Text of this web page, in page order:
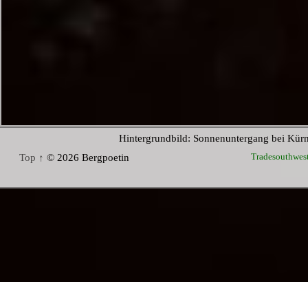
Hintergrundbild: Sonnenuntergang bei
Top ↑ © 2026 Bergpoetin